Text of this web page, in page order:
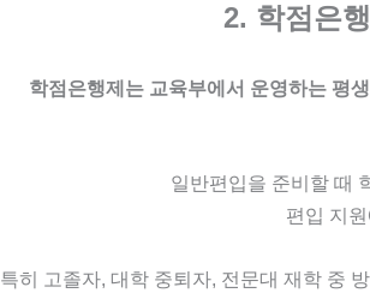
2. 학점은
학점은행제는 교육부에서 운영하는 평
일반편입을 준비할 때
편입 지
특히 고졸자, 대학 중퇴자, 전문대 재학 중